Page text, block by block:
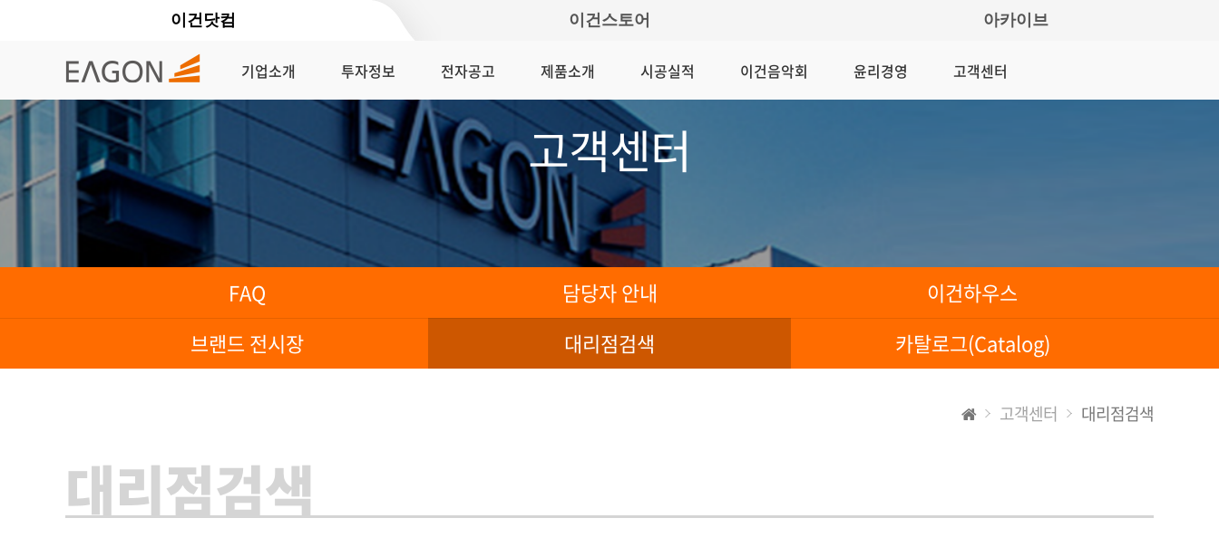
이건닷컴 이건스토어 아카이브
기업소개 투자정보 전자공고 제품소개 시공실적 이건음악회 윤리경영 고객센터
고객센터
FAQ 담당자 안내
이건하우스
브랜드 전시장
대리점검색 카탈로그(Catalog)
고객센터 대리점검색
대리점검색